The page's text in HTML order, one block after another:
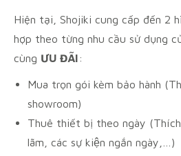
Hiện tại, Shojiki cung cấp đến 2
hợp theo từng nhu cầu sử dụng
cùng ƯU ĐÃI:
Mua trọn gói kèm bảo hành
showroom)
Thuê thiết bị theo ngày
lãm, các sự kiện ngắn ngày,…)